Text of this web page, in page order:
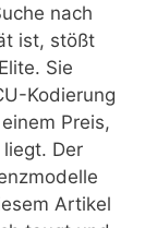
nach
ist, stößt
Sie
Kodierung
Preis,
Der
Artikel